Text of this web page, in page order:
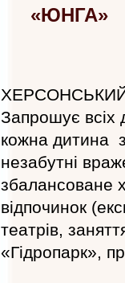
«ЮНГА»
Запрошує всіх
кожна дитина
незабутні
збалансоване
відпочинок
театрів,
«Гідропарк»,